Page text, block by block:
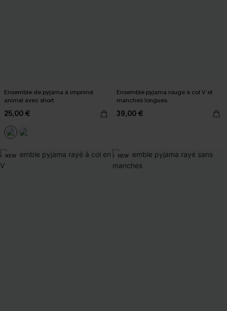
Ensemble de pyjama à imprimé
animal avec short
25,00 €
Ensemble pyjama rouge à col V et
manches longues
39,00 €
NEW NEW